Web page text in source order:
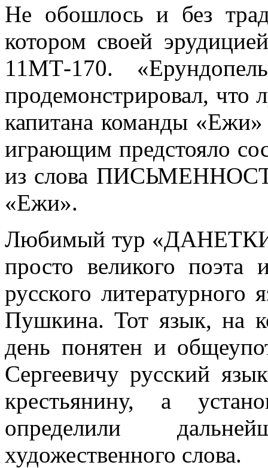
Не обошлось и без
котором своей
11МТ-170.
продемонстрировал, что
капитана команды
играющим предстояло
из слова
«Ежи».
Любимый тур
просто великого поэта
русского литературного
Пушкина. Тот язык, на
день понятен и
Сергеевичу русский
крестьянину, а
определили
художественного слова.